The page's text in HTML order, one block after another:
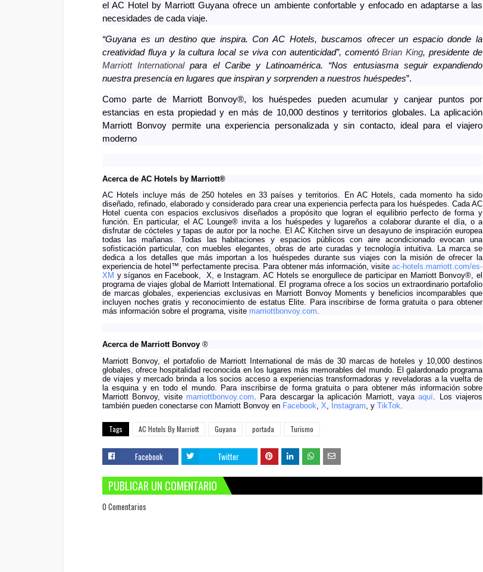
el AC Hotel by Marriott Guyana ofrece un ambiente confortable y enfocado en adaptarse a las
necesidades de cada viaje.
“Guyana es un destino que inspira. Con AC Hotels, buscamos ofrecer un espacio donde la
creatividad fluya y la cultura local se viva con autenticidad”, comentóBrian King, presidente de
Marriott Internationalpara el Caribe y Latinoamérica. “Nos entusiasma seguir expandiendo
nuestra presencia en lugares que inspiran y sorprenden a nuestros huéspedes”.
Como parte de Marriott Bonvoy®, los huéspedes pueden acumular y canjear puntos por
estancias en esta propiedad y en más de 10,000 destinos y territorios globales. La aplicación
Marriott Bonvoy permite una experiencia personalizada y sin contacto, ideal para el viajero
moderno
Acerca de AC Hotels by Marriott®
AC Hotels incluye más de 250 hoteles en 33 países y territorios. En AC Hotels, cada momento ha sido
diseñado, refinado, elaborado y considerado para crear una experiencia perfecta para los huéspedes. Cada AC
Hotel cuenta con espacios exclusivos diseñados a propósito que logran el equilibrio perfecto de forma y
función. En particular, el AC Lounge® invita a los huéspedes y lugareños a colaborar durante el día, o a
disfrutar de cócteles y tapas de autor por la noche. El AC Kitchen sirve un desayuno de inspiración europea
todas las mañanas. Todas las habitaciones y espacios públicos con aire acondicionado evocan una
sofisticación particular, con muebles elegantes, obras de arte curadas y tecnología intuitiva. La marca se
dedica a los detalles que más importan a los huéspedes durante sus viajes con la misión de ofrecer la
experiencia de hotel™ perfectamente precisa. Para obtener más información, visite ac-hotels.marriott.com/es-
XM y síganos en Facebook, X, e Instagram. AC Hotels se enorgullece de participar en Marriott Bonvoy®, el
programa de viajes global de Marriott International. El programa ofrece a los socios un extraordinario portafolio
de marcas globales, experiencias exclusivas en Marriott Bonvoy Moments y beneficios incomparables que
incluyen noches gratis y reconocimiento de estatus Elite. Para inscribirse de forma gratuita o para obtener
más información sobre el programa, visite marriottbonvoy.com.
Acerca de Marriott Bonvoy ®
Marriott Bonvoy, el portafolio de Marriott International de más de 30 marcas de hoteles y 10,000 destinos
globales, ofrece hospitalidad reconocida en los lugares más memorables del mundo. El galardonado programa
de viajes y mercado brinda a los socios acceso a experiencias transformadoras y reveladoras a la vuelta de
la esquina y en todo el mundo. Para inscribirse de forma gratuita o para obtener más información sobre
Marriott Bonvoy, visite marriottbonvoy.com Para descargar la aplicación Marriott, vayaaquí . Los viajeros
también pueden conectarse con Marriott Bonvoy en Facebook X Instagram , y TikTok
Tags AC Hotels By Marriott Guyana portada Turismo
Facebook Twitter
PUBLICAR UN COMENTARIO
0 Comentarios